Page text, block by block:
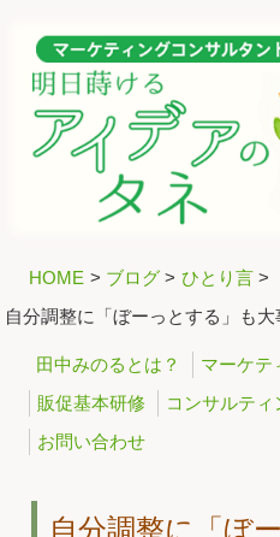
HOME > ブログ > ひとり言 >
自分調整に「ぼーっとする」も大
田中みのるとは？
マーケテ
販促基本研修
コンサルティ
お問い合わせ
自分調整に「ぼ